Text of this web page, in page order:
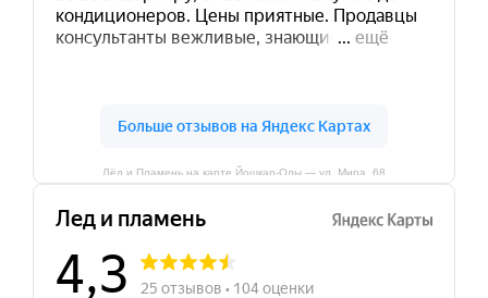
Лёд и Пламень на карте Йошкар‑Олы — ул. Мира, 68